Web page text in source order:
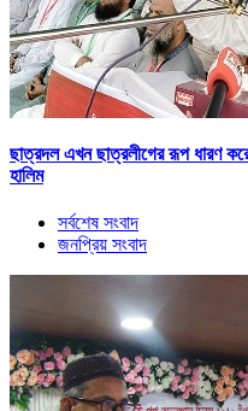
ছাত্রদল এখন ছাত্রলীগের রূপ ধারণ
হালিম
সর্বশেষ সংবাদ
জনপ্রিয় সংবাদ